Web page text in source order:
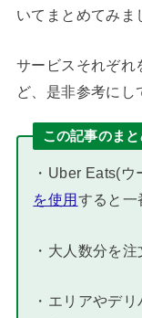
いてまとめてみま
サービスそれぞれ
ど、是非参考にし
この記事のま
・Uber Eats(
を使用 すると一
・大人数分を
・エリアやデ